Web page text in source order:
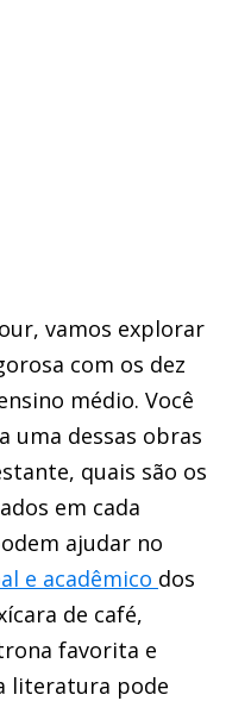
vamos explorar
com os dez
médio. Você
uma dessas obras
quais são os
em cada
ajudar no
e acadêmico dos
de café,
favorita e
literatura pode